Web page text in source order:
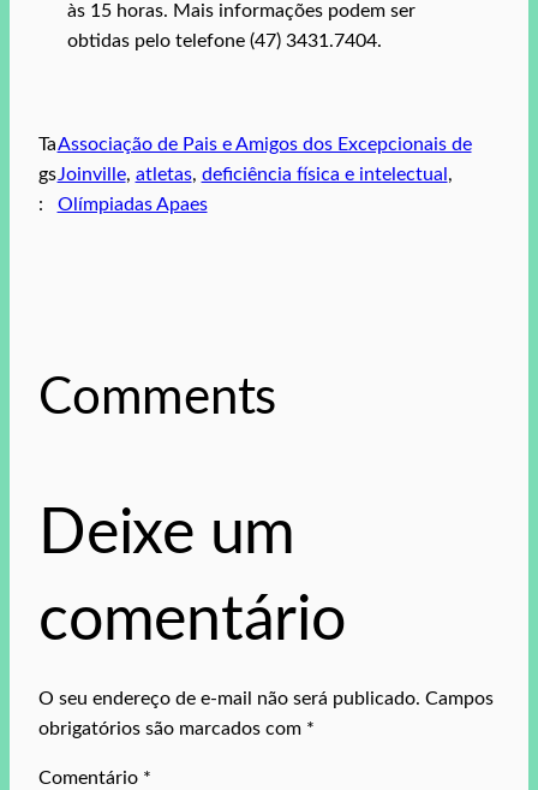
às 15 horas. Mais informações podem ser
obtidas pelo telefone (47) 3431.7404.
Ta
gs
:
Associação de Pais e Amigos dos Excepcionais de
Joinville, atletas, deficiência física e intelectual
Olímpiadas Apaes
Comments
Deixe um
comentário
O seu endereço de e-mail não será publicado. Campos
obrigatórios são marcados com *
Comentário *